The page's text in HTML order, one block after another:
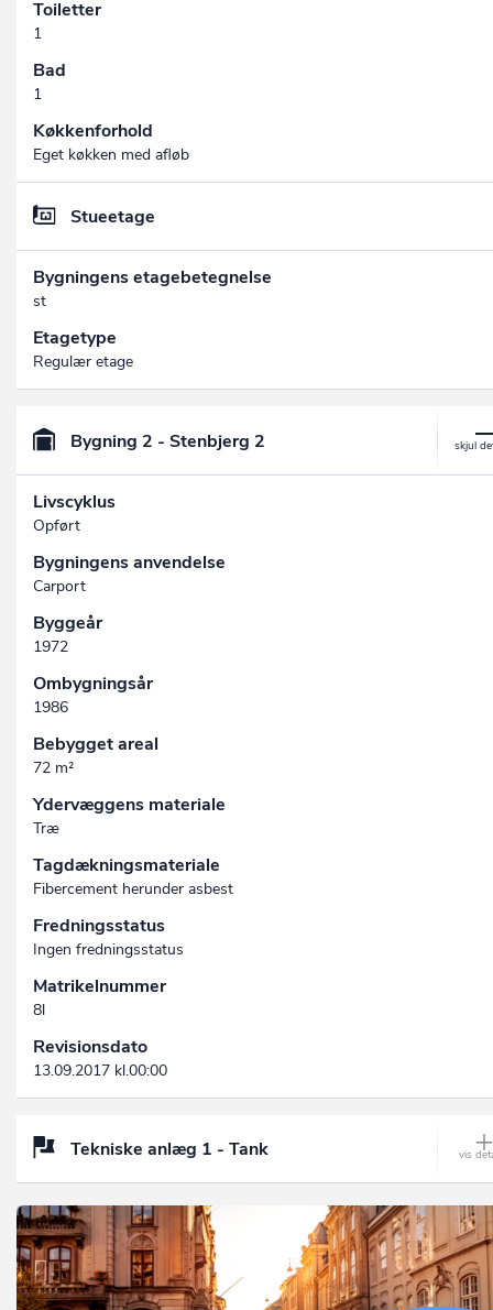
Toiletter
1
Bad
1
Køkkenforhold
Eget køkken med afløb
Stueetage
Bygningens etagebetegnelse
st
Etagetype
Regulær etage
Bygning 2 - Stenbjerg 2
Livscyklus
Opført
Bygningens anvendelse
Carport
Byggeår
1972
Ombygningsår
1986
Bebygget areal
72 m²
Ydervæggens materiale
Træ
Tagdækningsmateriale
Fibercement herunder asbest
Fredningsstatus
Ingen fredningsstatus
Matrikelnummer
8l
Revisionsdato
13.09.2017 kl.00:00
Tekniske anlæg 1 - Tank